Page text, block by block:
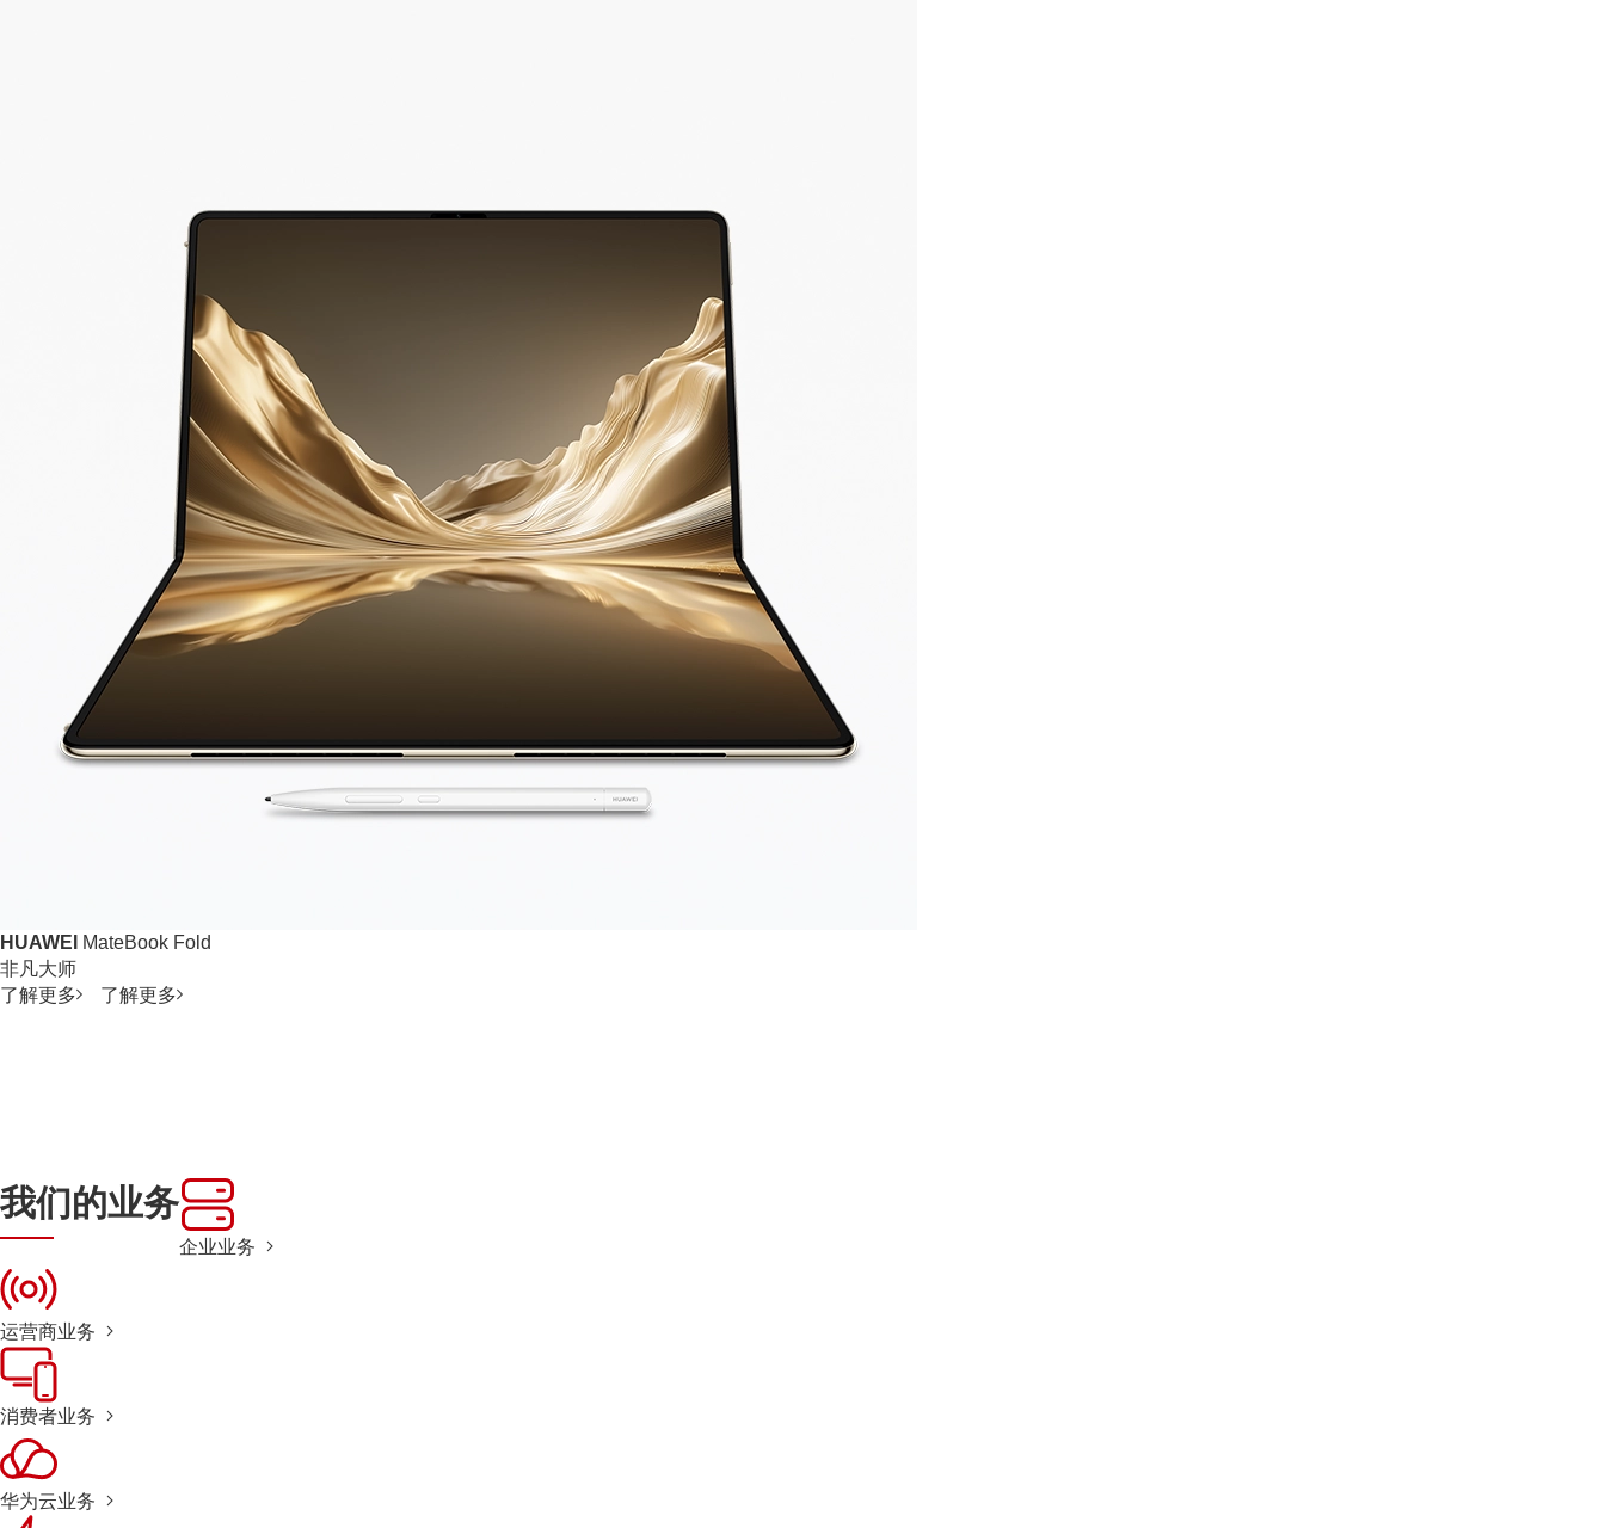
HUAWEI
MateBook Fold
非凡大师
了解更多
了解更多
我们的业务
企业业务
运营商业务
消费者业务
华为云业务